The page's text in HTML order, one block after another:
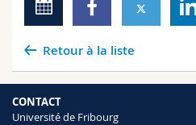
Retour à la liste
CONTACT
Université de Fribourg